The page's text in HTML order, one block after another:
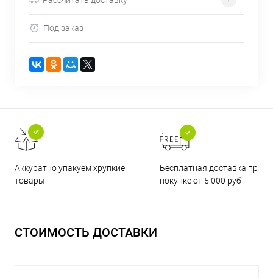
Под заказ
Аккуратно упакуем хрупкие
товары
Бесплатная доставка при
покупке от 5 000 руб
СТОИМОСТЬ ДОСТАВКИ